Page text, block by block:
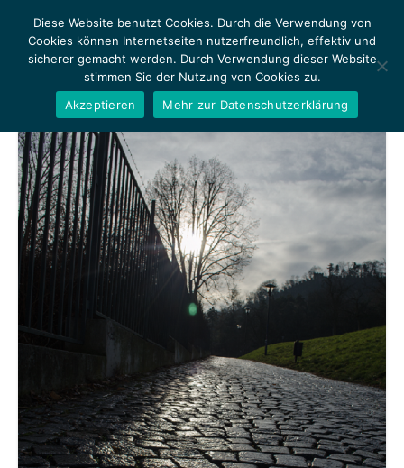
MENU
Diese Website benutzt Cookies. Durch die Verwendung von
Cookies können Internetseiten nutzerfreundlich, effektiv und
sicherer gemacht werden. Durch Verwendung dieser Website
stimmen Sie der Nutzung von Cookies zu.
Akzeptieren
Mehr zur Datenschutzerklärung